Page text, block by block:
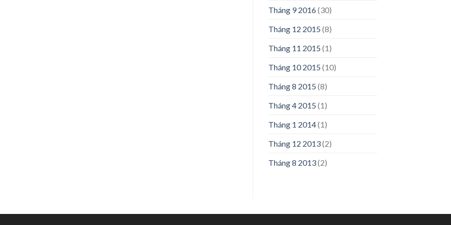
Tháng 9 2016(30)
Tháng 12 2015 (8)
Tháng 11 2015 (1)
Tháng 10 2015 (10)
Tháng 8 2015 (8)
Tháng 4 2015 (1)
Tháng 1 2014(1)
Tháng 12 2013(2)
Tháng 8 2013(2)